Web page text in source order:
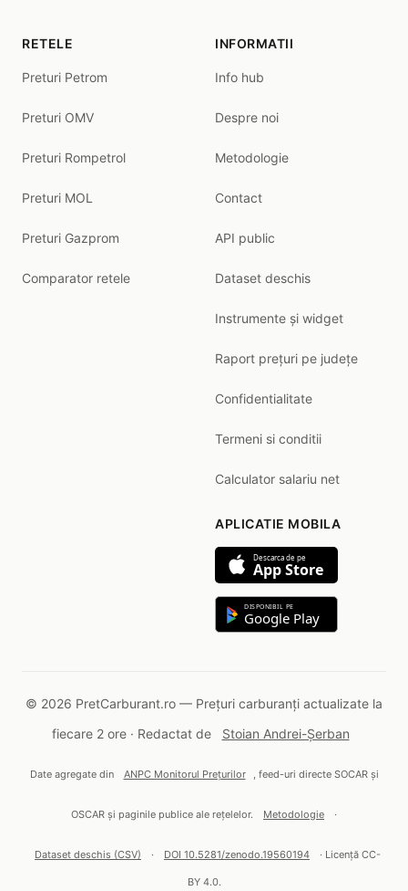
RETELE
Preturi Petrom
Preturi OMV
Preturi Rompetrol
Preturi MOL
Preturi Gazprom
Comparator retele
INFORMATII
Info hub
Despre noi
Metodologie
Contact
API public
Dataset deschis
Instrumente și widget
Raport prețuri pe județe
Confidentialitate
Termeni si conditii
Calculator salariu net
APLICATIE MOBILA
Descarca de pe
App Store
DISPONIBIL PE
Google Play
© 2026 PretCarburant.ro — Prețuri carburanți actualizate la
fiecare 2 ore · Redactat de
Stoian Andrei-Șerban
Date agregate din ANPC Monitorul Prețurilor , feed-uri directe SOCAR și
OSCAR și paginile publice ale rețelelor. Metodologie ·
Dataset deschis (CSV) · DOI 10.5281/zenodo.19560194 · Licență CC-
BY 4.0.